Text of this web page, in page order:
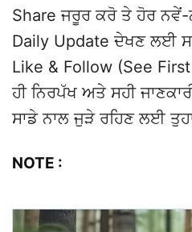
Share ਜਰੂਰ ਕਰੋ ਤੇ ਹੋਰ ਨਵੇਂ-
Daily Update ਦੇਖਣ ਲਈ
Like & Follow (See
ਹੀ ਨਿਰਪੱਖ ਅਤੇ ਸਹੀ
ਸਾਡੇ ਨਾਲ ਜੁੜੇ ਰਹਿਣ ਲਈ
NOTE :